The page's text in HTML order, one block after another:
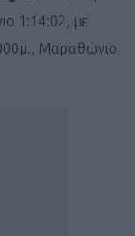
1:14:02, με
Μαραθώνιο